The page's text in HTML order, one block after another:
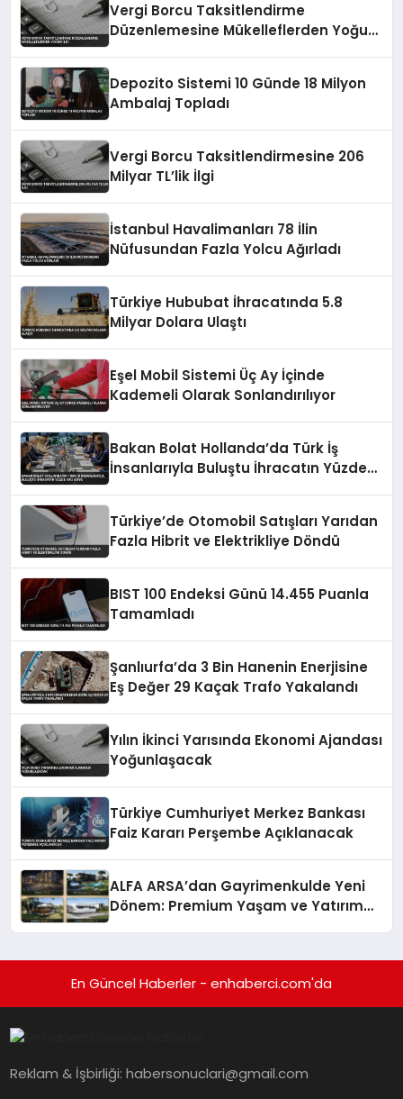
Vergi Borcu Taksitlendirme
Düzenlemesine Mükelleflerden Yoğun
Depozito Sistemi 10 Günde 18 Milyon
Ambalaj Topladı
Vergi Borcu Taksitlendirmesine 206
Milyar TL’lik İlgi
İstanbul Havalimanları 78 İlin
Nüfusundan Fazla Yolcu Ağırladı
Türkiye Hububat İhracatında 5.8
Milyar Dolara Ulaştı
Eşel Mobil Sistemi Üç Ay İçinde
Kademeli Olarak Sonlandırılıyor
Bakan Bolat Hollanda’da Türk İş
İnsanlarıyla Buluştu İhracatın Yüzde
Türkiye’de Otomobil Satışları Yarıdan
Fazla Hibrit ve Elektrikliye Döndü
BIST 100 Endeksi Günü 14.455 Puanla
Tamamladı
Şanlıurfa’da 3 Bin Hanenin Enerjisine
Eş Değer 29 Kaçak Trafo Yakalandı
Yılın İkinci Yarısında Ekonomi Ajandası
Yoğunlaşacak
Türkiye Cumhuriyet Merkez Bankası
Faiz Kararı Perşembe Açıklanacak
ALFA ARSA’dan Gayrimenkulde Yeni
Dönem: Premium Yaşam ve Yatırım
En Güncel Haberler - enhaberci.com'da
Reklam & İşbirliği:habersonuclari@gmail.com